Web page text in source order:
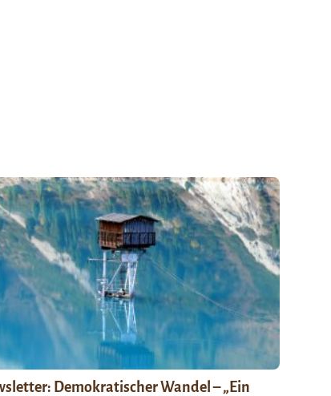
Demokratischer Wandel – „Ein